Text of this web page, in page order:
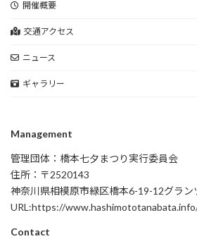
開催概要
交通アクセス
ニュース
ギャラリー
Management
管理団体：橋本七夕まつり実行委員会
住所：〒2520143
神奈川県相模原市緑区橋本6-19-12グラン
URL:https://
Contact